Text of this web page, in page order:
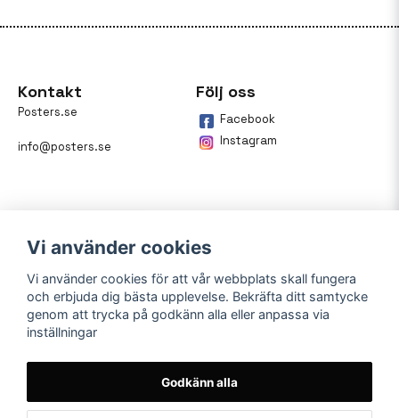
Kontakt
Posters.se
info@posters.se
Följ oss
Facebook
Instagram
Betalning
På posters.se kan du enkelt
Vi använder cookies
Vi använder cookies för att vår webbplats skall fungera
och erbjuda dig bästa upplevelse. Bekräfta ditt samtycke
genom att trycka på godkänn alla eller anpassa via
inställningar
Godkänn alla